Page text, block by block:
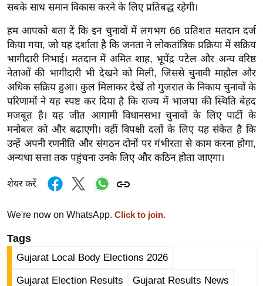
वु
हॉ
ली
वु
ड
फि
ल्म
स
मी
B
e
k
n
सबके साथ समान विकास करने के लिए प्रतिबद्ध रहेगी।
हम आपको बता दें कि इन चुनावों में लगभग 66 प्रतिशत मतदान दर्ज
किया गया, जो यह दर्शाता है कि जनता ने लोकतांत्रिक प्रक्रिया में सक्रिय
भागीदारी निभाई। मतदान में अमित शाह, भूपेंद्र पटेल और अन्य वरिष्ठ
नेताओं की भागीदारी भी देखने को मिली, जिससे चुनावी माहौल और
अधिक सक्रिय हुआ। कुल मिलाकर देखें तो गुजरात के निकाय चुनावों के
परिणामों ने यह स्पष्ट कर दिया है कि राज्य में भाजपा की स्थिति बेहद
मजबूत है। यह जीत आगामी विधानसभा चुनावों के लिए पार्टी के
मनोबल को और बढाएगी। वहीं विपक्षी दलों के लिए यह संकेत है कि
उन्हें अपनी रणनीति और संगठन दोनों पर गंभीरता से काम करना होगा,
अन्यथा सत्ता तक पहुंचना उनके लिए और कठिन होता जाएगा।
शेयर करें
We're now on WhatsApp. Click to join.
Tags
Gujarat Local Body Elections 2026
Gujarat Election Results Gujarat Results News